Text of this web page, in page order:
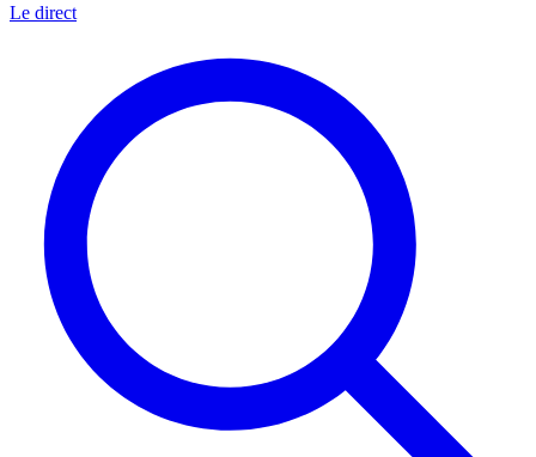
Le direct